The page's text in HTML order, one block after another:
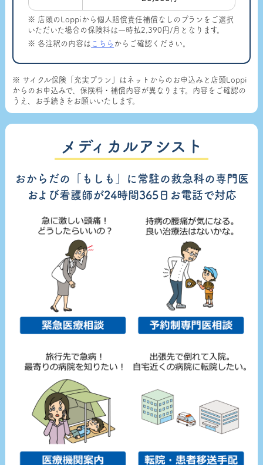
※ 店頭のLoppiから個人賠償責任補償なしのプランをご選択
いただいた場合の保険料は一時払2,390円/月となります。
※ 各注釈の内容は こちら からご確認ください。
※ サイクル保険「充実プラン」はネットからのお申込みと店頭Loppi
からのお申込みで、保険料・補償内容が異なります。内容をご確認の
うえ、お手続きをお願いいたします。
メディカルアシスト
おからだの「もしも」に常駐の救急科の専門医
および看護師が24時間365日お電話で対応